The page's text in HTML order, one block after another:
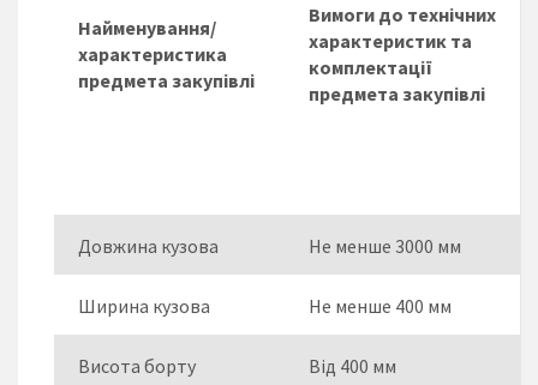
Найменування/
характеристика
предмета закупівлі
Вимоги до технічних
характеристик та
комплектації
предмета закупівлі
Довжина кузова Не менше 3000 мм
Ширина кузова Не менше 400 мм
Висота борту Від 400 мм